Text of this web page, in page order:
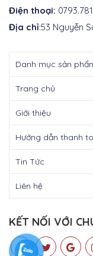
Điện thoại:
Địa chỉ:53 Nguyễn
Danh mục sản
Trang chủ
Giới thiệu
Hướng dẫn thanh
Tin Tức
Liên hệ
KẾT NỐI VỚI